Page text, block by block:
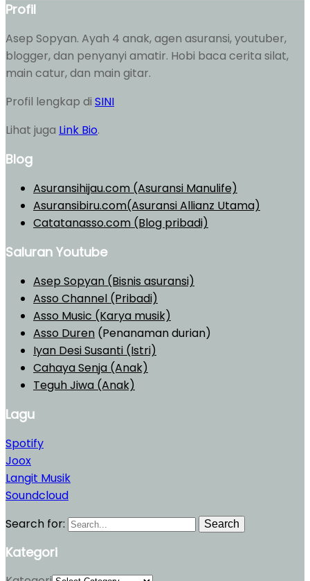
Profil
Asep Sopyan. Ayah 4 anak, agen asuransi, youtuber,
blogger, dan penyanyi amatir. Hobi baca cerita silat,
main catur, dan main gitar.
Profil lengkap di SINI
Lihat juga Link Bio.
Blog
Asuransihijau.com (Asuransi Manulife)
Asuransibiru.com(Asuransi Allianz Utama)
Catatanasso.com (Blog pribadi)
Saluran Youtube
Asep Sopyan (Bisnis asuransi)
Asso Channel (Pribadi)
Asso Music (Karya musik)
Asso Duren (Penanaman durian)
Iyan Desi Susanti (Istri)
Cahaya Senja (Anak)
Teguh Jiwa (Anak)
Lagu
Spotify
Joox
Langit Musik
Soundcloud
Search for:
Search
Kategori